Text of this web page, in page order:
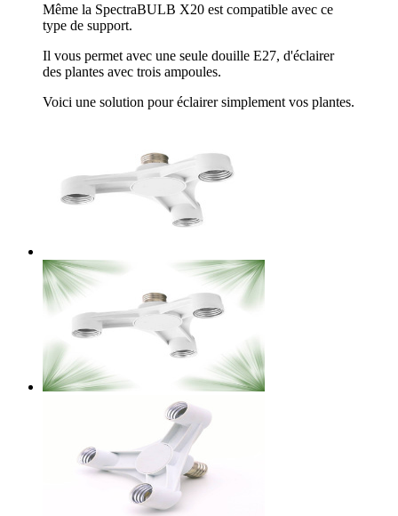
Même la SpectraBULB X20 est compatible avec ce
type de support.
Il vous permet avec une seule douille E27, d'éclairer
des plantes avec trois ampoules.
Voici une solution pour éclairer simplement vos plantes.